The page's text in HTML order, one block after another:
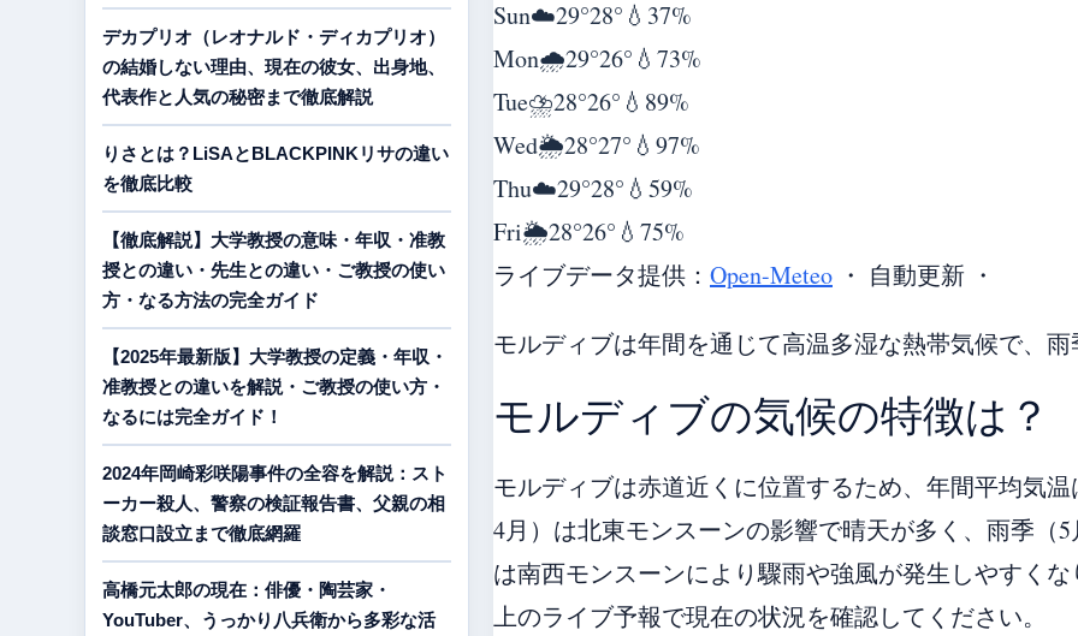
Sun☁️29°28° 💧37%
Mon🌧️29°26° 💧73%
Tue⛈️28°26° 💧89%
Wed🌦️28°27° 💧97%
Thu☁️29°28° 💧59%
Fri🌦️28°26° 💧75%
ライブデータ提供： Open-Meteo ・ 自動更新 ・
モルディブは年間を通じて高温多湿な熱帯気候で、
モルディブの気候の特徴は？
モルディブは赤道近くに位置するため、年間平均気
4月）は北東モンスーンの影響で晴天が多く、雨季（5
は南西モンスーンにより驟雨や強風が発生しやすく
上のライブ予報で現在の状況を確認してください。
デカプリオ（レオナルド・ディカプリオ）
の結婚しない理由、現在の彼女、出身地、
代表作と人気の秘密まで徹底解説
りさとは？LiSAとBLACKPINKリサの違い
を徹底比較
【徹底解説】大学教授の意味・年収・准教
授との違い・先生との違い・ご教授の使い
方・なる方法の完全ガイド
【2025年最新版】大学教授の定義・年収・
准教授との違いを解説・ご教授の使い方・
なるには完全ガイド！
2024年岡崎彩咲陽事件の全容を解説：スト
ーカー殺人、警察の検証報告書、父親の相
談窓口設立まで徹底網羅
高橋元太郎の現在：俳優・陶芸家・
YouTuber、うっかり八兵衛から多彩な活